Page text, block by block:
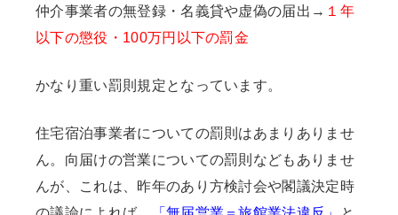
仲介事業者の無登録・名義貸や虚偽の届出→ １年
以下の懲役・100万円以下の罰金
かなり重い罰則規定となっています。
住宅宿泊事業者についての罰則はあまりありませ
ん。向届けの営業についての罰則などもありませ
んが、これは、昨年のあり方検討会や閣議決定時